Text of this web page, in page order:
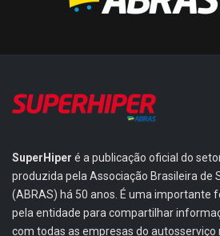
SuperHiper é a publicação oficial do
produzida pela Associação Brasileira de
(ABRAS) há 50 anos. É uma importante
pela entidade para compartilhar
com todas as empresas do autosserviço